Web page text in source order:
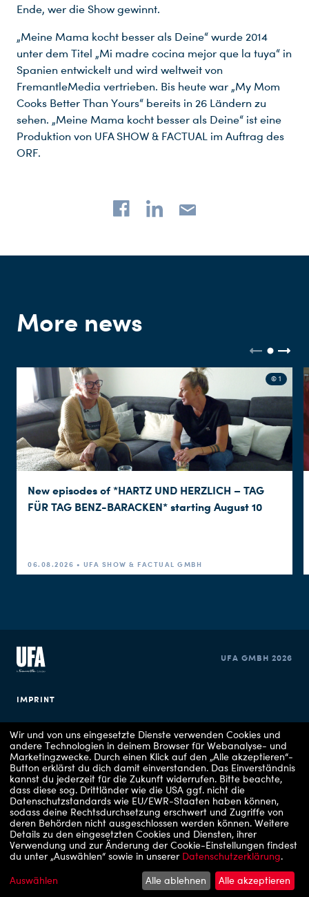
Ende, wer die Show gewinnt.
„Meine Mama kocht besser als Deine“ wurde 2014
unter dem Titel „Mi madre cocina mejor que la tuya“ in
Spanien entwickelt und wird weltweit von
FremantleMedia vertrieben. Bis heute war „My Mom
Cooks Better Than Yours“ bereits in 26 Ländern zu
sehen. „Meine Mama kocht besser als Deine“ ist eine
Produktion von UFA SHOW & FACTUAL im Auftrag des
ORF.
More news
© 1
New episodes of *HARTZ UND HERZLICH – TAG
FÜR TAG BENZ-BARACKEN* starting August 10
06.08.2026 • UFA SHOW & FACTUAL GMBH
IMPRINT
COOKIE CONSENT
UFA GMBH 2026
Copyrights: 1 - RTLZWEI / UFA Show & Factual, 2 - VOX / UFA Show & Factual, 3 -
Apple TV, 6 - RTLZWEI
Wir und von uns eingesetzte Dienste verwenden Cookies und
andere Technologien in deinem Browser für Webanalyse- und
Marketingzwecke. Durch einen Klick auf den „Alle akzeptieren“-
Button erklärst du dich damit einverstanden. Das Einverständnis
kannst du jederzeit für die Zukunft widerrufen. Bitte beachte,
dass diese sog. Drittländer wie die USA ggf. nicht die
Datenschutzstandards wie EU/EWR-Staaten haben können,
sodass deine Rechtsdurchsetzung erschwert und Zugriffe von
deren Behörden nicht ausgeschlossen werden können. Weitere
Details zu den eingesetzten Cookies und Diensten, ihrer
Verwendung und zur Änderung der Cookie-Einstellungen findest
du unter „Auswählen“ sowie in unserer Datenschutzerklärung.
Auswählen Alle ablehnen Alle akzeptieren